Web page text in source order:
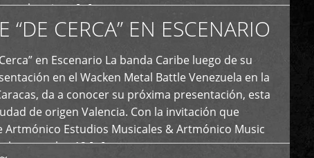
que los sigue […]
“DE CERCA” EN ESCENARIO
en Escenario La banda Caribe luego de su
en el Wacken Metal Battle Venezuela en la
da a conocer su próxima presentación, esta
de origen Valencia. Con la invitación que
Artmónico Estudios Musicales & Artmónico Music
cumplen 12 […]